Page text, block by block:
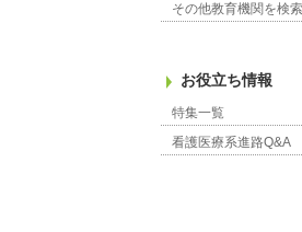
その他教育機関を検
お役立ち情報
特集一覧
看護医療系進路Q&A